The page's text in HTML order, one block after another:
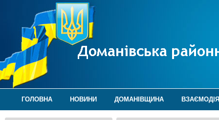
ГОЛОВНА НОВИНИ ДОМАНІВЩИНА